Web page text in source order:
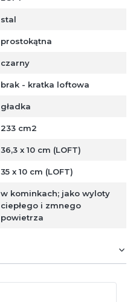
stal
prostokątna
czarny
brak - kratka loftowa
gładka
233 cm2
36,3 x 10 cm (LOFT)
35 x 10 cm (LOFT)
w kominkach; jako wyloty
ciepłego i zmnego
powietrza